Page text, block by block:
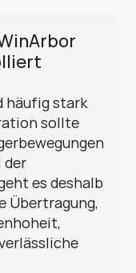
häufig stark
sollte
der
es deshalb
Übertragung,